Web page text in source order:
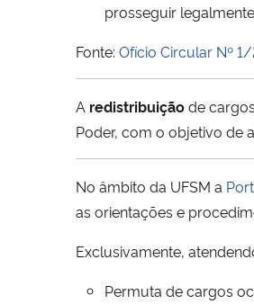
prosseguir
Fonte: Ofício Circular Nº
A redistribuiçãode
Poder, com o objetivo de
No âmbito da UFSM a
as orientações e
Exclusivamente,
Permuta de cargos